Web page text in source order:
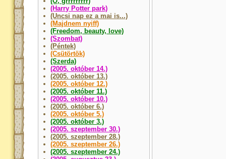
(Harry Potter park)
(Uncsi nap ez a mai is...)
(Majdnem nyiff)
(Freedom, beauty, love)
(Szombat)
(Péntek)
(Csütörtök)
(Szerda)
(2005. október 14.)
(2005. október 13.)
(2005. október 12.)
(2005. október 11.)
(2005. október 10.)
(2005. október 6.)
(2005. október 5.)
(2005. október 3.)
(2005. szeptember 30.)
(2005. szeptember 28.)
(2005. szeptember 26.)
(2005. szeptember 24.)